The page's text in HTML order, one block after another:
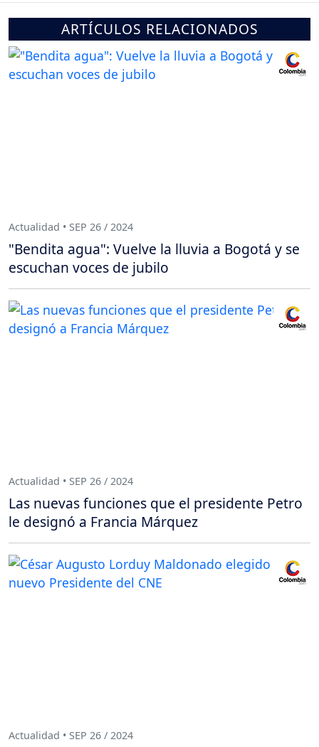
ARTÍCULOS RELACIONADOS
Actualidad • SEP 26 / 2024
"Bendita agua": Vuelve la lluvia a Bogotá y se
escuchan voces de jubilo
Actualidad • SEP 26 / 2024
Las nuevas funciones que el presidente Petro
le designó a Francia Márquez
Actualidad • SEP 26 / 2024